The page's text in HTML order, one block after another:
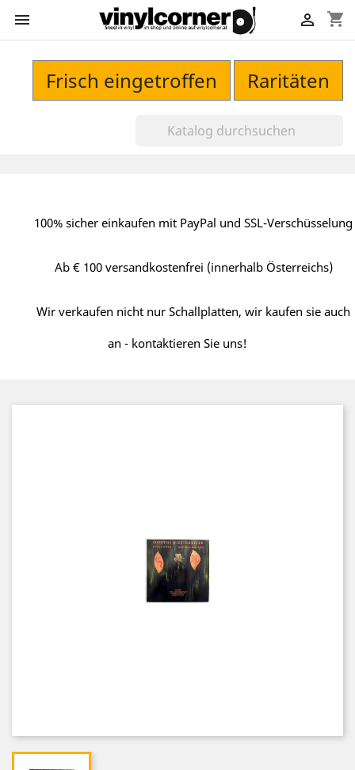
 shopping_cart

Frisch eingetroffen Raritäten
100% sicher einkaufen mit PayPal und SSL-Verschüsselung
Ab € 100 versandkostenfrei (innerhalb Österreichs)
Wir verkaufen nicht nur Schallplatten, wir kaufen sie auch
an - kontaktieren Sie uns!